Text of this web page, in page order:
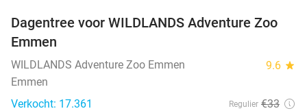
24%
Dagentree voor WILDLANDS Adventure Zoo
Emmen
WILDLANDS Adventure Zoo Emmen 9.6 star
Emmen
Verkocht: 17.361
Regulier €33